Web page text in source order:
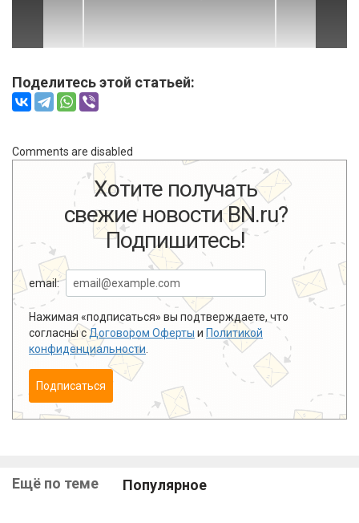
Поделитесь этой статьей:
Comments are disabled
Хотите получать
свежие новости BN.ru?
Подпишитесь!
email:
Нажимая «подписаться» вы подтверждаете, что
согласны сДоговором Оферты и Политикой
конфиденциальности
Подписаться
Ещё по теме Популярное